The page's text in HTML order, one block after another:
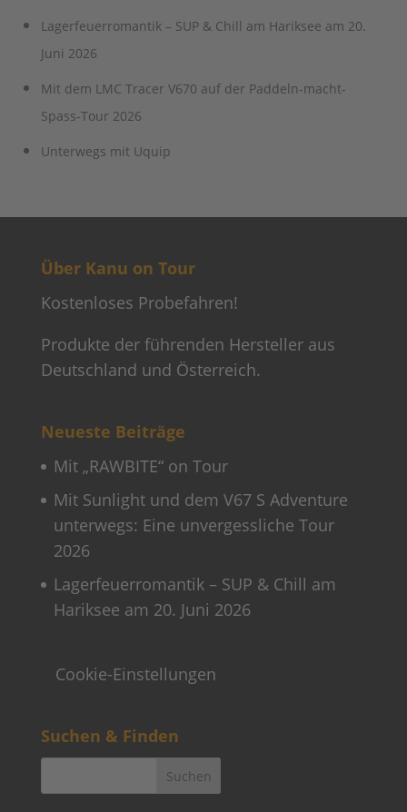
Lagerfeuerromantik – SUP & Chill am Hariksee am 20.
Juni 2026
Mit dem LMC Tracer V670 auf der Paddeln-macht-
Spass-Tour 2026
Unterwegs mit Uquip
Über Kanu on Tour
Kostenloses Probefahren!
Produkte der führenden Hersteller aus
Deutschland und Österreich.
Neueste Beiträge
Mit „RAWBITE“ on Tour
Mit Sunlight und dem V67 S Adventure
unterwegs: Eine unvergessliche Tour
2026
Lagerfeuerromantik – SUP & Chill am
Hariksee am 20. Juni 2026
Cookie-Einstellungen
Suchen & Finden